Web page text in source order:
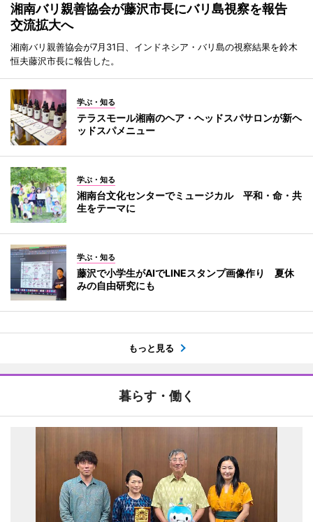
湘南バリ親善協会が藤沢市長にバリ島視察を報告
交流拡大へ
湘南バリ親善協会が7月31日、インドネシア・バリ島の視察結果を鈴木
恒夫藤沢市長に報告した。
学ぶ・知る
テラスモール湘南のヘア・ヘッドスパサロンが新ヘ
ッドスパメニュー
学ぶ・知る
湘南台文化センターでミュージカル 平和・命・共
生をテーマに
学ぶ・知る
藤沢で小学生がAIでLINEスタンプ画像作り 夏休
みの自由研究にも
もっと見る
暮らす・働く